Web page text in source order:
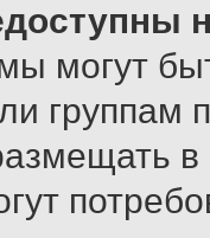
могут
группам